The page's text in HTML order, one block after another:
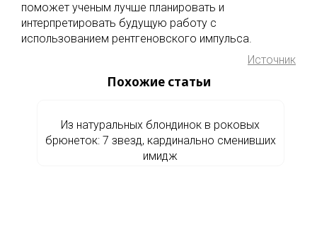
поможет ученым лучше планировать и
интерпретировать будущую работу с
использованием рентгеновского импульса.
Источник
Похожие статьи
Из натуральных блондинок в роковых
брюнеток: 7 звезд, кардинально сменивших
имидж